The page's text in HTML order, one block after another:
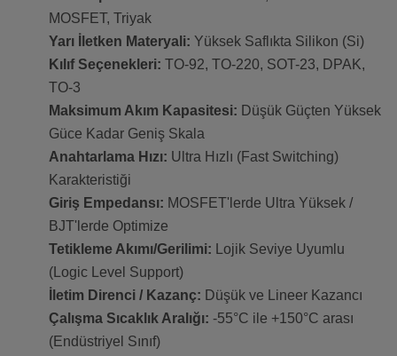
MOSFET, Triyak
Yarı İletken Materyali: Yüksek Saflıkta Silikon (Si)
Kılıf Seçenekleri: TO-92, TO-220, SOT-23, DPAK,
TO-3
Maksimum Akım Kapasitesi: Düşük Güçten Yüksek
Güce Kadar Geniş Skala
Anahtarlama Hızı: Ultra Hızlı (Fast Switching)
Karakteristiği
Giriş Empedansı: MOSFET'lerde Ultra Yüksek /
BJT'lerde Optimize
Tetikleme Akımı/Gerilimi: Lojik Seviye Uyumlu
(Logic Level Support)
İletim Direnci / Kazanç: Düşük ve Lineer Kazancı
Çalışma Sıcaklık Aralığı: -55°C ile +150°C arası
(Endüstriyel Sınıf)